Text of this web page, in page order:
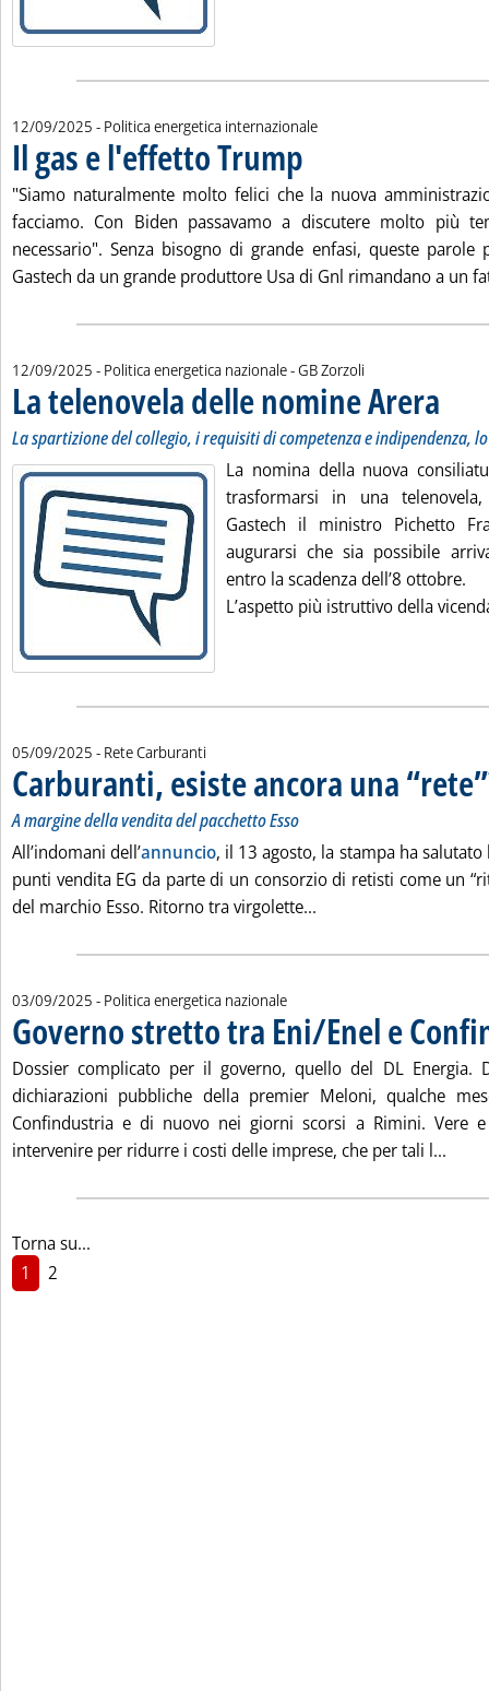
12/09/2025 - Politica energetica internazionale
Il gas e l'effetto Trump
"Siamo naturalmente molto felici che la nuova
facciamo. Con Biden passavamo a discutere molto più
necessario". Senza bisogno di grande enfasi, queste parole
Gastech da un grande produttore Usa di Gnl rimandano a un
12/09/2025 - Politica energetica nazionale -di:
GB Zorzoli
La telenovela delle nomine Arera
La spartizione del collegio, i requisiti di competenza e indipendenza,
La nomina della nuova
trasformarsi in una
Gastech il ministro Pichetto
augurarsi che sia possibile
entro la scadenza dell’8 ottobre.
L’aspetto più istruttivo della
05/09/2025 - Rete Carburanti
Carburanti, esiste ancora una
A margine della vendita del pacchetto Esso
All’indomani dell’annuncio, il 13 agosto, la stampa ha salutato
punti vendita EG da parte di un consorzio di retisti come un
del marchio Esso. Ritorno tra virgolette...
03/09/2025 - Politica energetica nazionale
Governo stretto tra Eni/Enel e
Dossier complicato per il governo, quello del DL
dichiarazioni pubbliche della premier Meloni, qualche
Confindustria e di nuovo nei giorni scorsi a Rimini. Vere
intervenire per ridurre i costi delle imprese, che per tali l...
Torna su...
1
2